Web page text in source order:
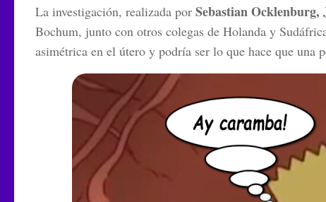
La investigación, realizada por Sebastian
Bochum, junto con otros colegas de Holanda y
asimétrica en el útero y podría ser lo que hace que una